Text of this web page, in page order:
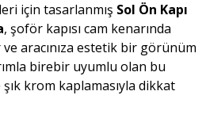
için tasarlanmış Sol Ön Kapı
, şoför kapısı cam kenarında
aracınıza estetik bir görünüm
birebir uyumlu olan bu
şık krom kaplamasıyla dikkat